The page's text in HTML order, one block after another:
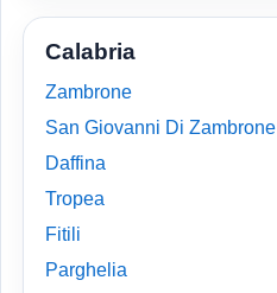
Calabria
Zambrone
San Giovanni Di Zambrone
Daffina
Tropea
Fitili
Parghelia